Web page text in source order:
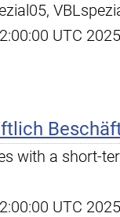
UTC
with a short-
UTC